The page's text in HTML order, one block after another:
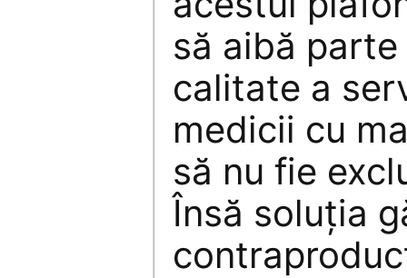
să aibă
calitate a
medicii cu
să nu fie
Însă soluţia